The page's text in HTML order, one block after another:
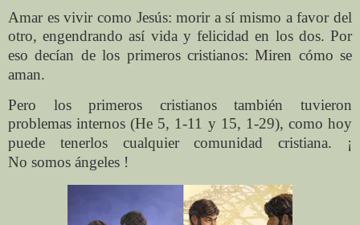
Amar es vivir como Jesús: morir a sí mismo a favor del
otro, engendrando así vida y felicidad en los dos. Por
eso decían de los primeros cristianos: Miren cómo se
aman.
Pero los primeros cristianos también tuvieron
problemas internos (He 5, 1-11 y 15, 1-29), como hoy
puede tenerlos cualquier comunidad cristiana. ¡
No somos ángeles !